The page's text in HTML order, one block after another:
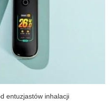
entuzjastów inhalacji